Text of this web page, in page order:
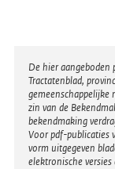
Disclaimer
De hier aangeboden
Tractatenblad,
gemeenschappelijke
zin van de
bekendmaking
Voor pdf-publicaties
vorm uitgegeven
elektronische